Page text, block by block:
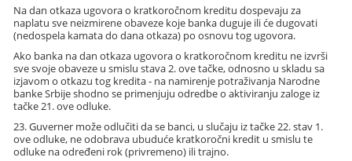
Na dan otkaza ugovora o kratkoročnom kreditu dospevaju za
naplatu sve neizmirene obaveze koje banka duguje ili će dugovati
(nedospela kamata do dana otkaza) po osnovu tog ugovora.
Ako banka na dan otkaza ugovora o kratkoročnom kreditu ne izvrši
sve svoje obaveze u smislu stava 2. ove tačke, odnosno u skladu sa
izjavom o otkazu tog kredita - na namirenje potraživanja Narodne
banke Srbije shodno se primenjuju odredbe o aktiviranju zaloge iz
tačke 21. ove odluke.
23. Guverner može odlučiti da se banci, u slučaju iz tačke 22. stav 1.
ove odluke, ne odobrava ubuduće kratkoročni kredit u smislu te
odluke na određeni rok (privremeno) ili trajno.